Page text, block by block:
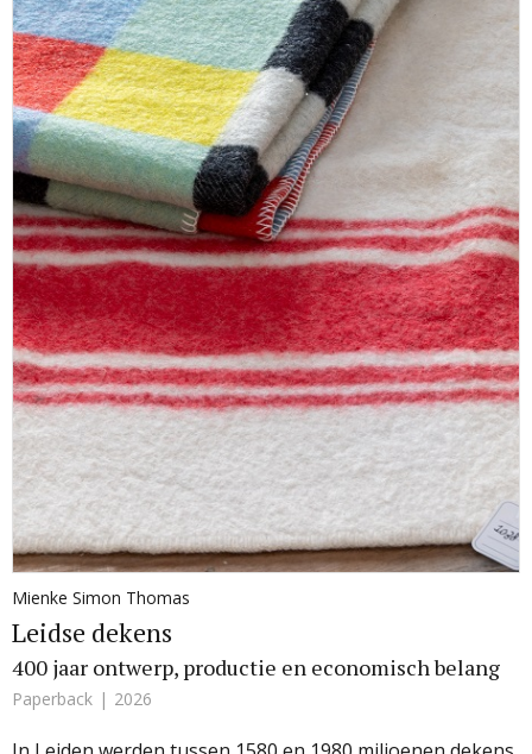
Mienke Simon Thomas
Leidse dekens
400 jaar ontwerp, productie en economisch belang
Paperback 2026